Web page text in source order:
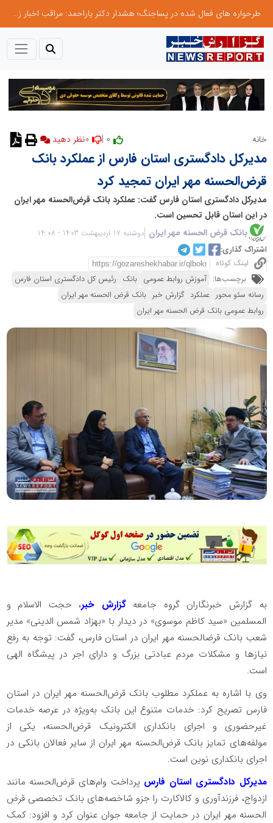
طرحواره های فعال شده در پساجنگ؛ هشدار دکتر یاراحمد: مراقب اخبار زرد و واکنش های هیجانی باشید
خانه نظر دهید
مدیرکل دادگستری استان فارس از عملکرد بانک
قرض‌الحسنه مهر ایران تمجید کرد
مدیرکل دادگستری استان فارس گفت: عملکرد بانک قرض‌الحسنه مهر ایران
در این استان قابل تحسین است.
بانک قرض الحسنه مهر ایران دوشنبه 17 اردیبهشت 1403 - 14:08
اشتراک گذاری:
لینک کوتاه
برچسب‌ها: آموزش روابط عمومی بانک رئیس کل دادگستری استان فارس
رسانه سئو محور عملکرد گزارش خبر بانک قرض الحسنه مهر ایران
روابط عمومی بانک قرض الحسنه مهر ایران
به گزارش خبرنگاران گروه جامعه گزارش خبر، حجت الاسلام و
المسلمین «سید کاظم موسوی» در دیدار با «بهزاد شمس الدینی» مدیر
شعب بانک قرض‎الحسنه مهر ایران در استان فارس، گفت: توجه به رفع
نیازها و مشکلات مردم عبادتی بزرگ و دارای اجر در پیشگاه الهی
است.
وی با اشاره به عملکرد مطلوب بانک قرض‌الحسنه مهر ایران در استان
فارس تصریح کرد: خدمات متنوع این بانک به‌ویژه در عرصه خدمات
غیرحضوری و اجرای بانکداری الکترونیک قرض‌الحسنه، یکی از
مولفه‌های تمایز بانک قرض‌الحسنه مهر ایران از سایر فعالان بانکی در
اجرای بانکداری نوین است.
مدیرکل دادگستری استان فارس پرداخت وام‌های قرض‌الحسنه مانند
ازدواج، فرزندآوری و کالاکارت را جزو شاخصه‌های بانک تخصصی قرض
الحسنه مهر ایران در حمایت از جامعه جوان عنوان کرد و افزود: کمک